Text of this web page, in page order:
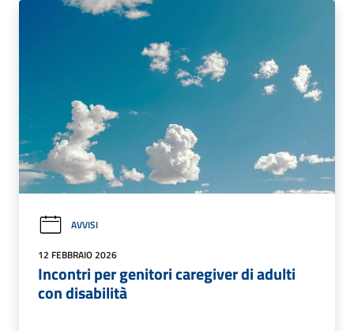
AVVISI
12 FEBBRAIO 2026
Incontri per genitori caregiver di adulti
con disabilità